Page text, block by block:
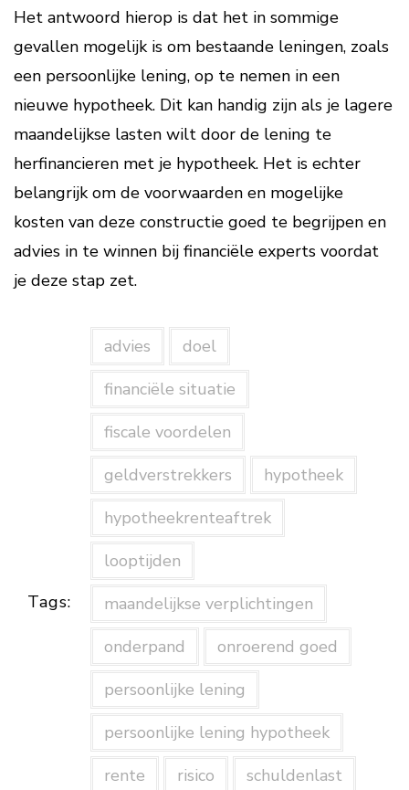
Het antwoord hierop is dat het in sommige
gevallen mogelijk is om bestaande leningen, zoals
een persoonlijke lening, op te nemen in een
nieuwe hypotheek. Dit kan handig zijn als je lagere
maandelijkse lasten wilt door de lening te
herfinancieren met je hypotheek. Het is echter
belangrijk om de voorwaarden en mogelijke
kosten van deze constructie goed te begrijpen en
advies in te winnen bij financiële experts voordat
je deze stap zet.
Tags:
advies
doel
financiële situatie
fiscale voordelen
geldverstrekkers
hypotheek
hypotheekrenteaftrek
looptijden
maandelijkse verplichtingen
onderpand
onroerend goed
persoonlijke lening
persoonlijke lening hypotheek
rente
risico schuldenlast